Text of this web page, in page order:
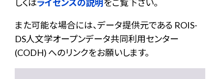
しくはライセンスの説明をご覧下さい。
また可能な場合には、データ提供元である ROIS-
DS人文学オープンデータ共同利用センター
(CODH) へのリンクをお願いします。